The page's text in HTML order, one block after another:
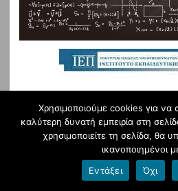
Χρησιμοποιούμε cookies για
καλύτερη δυνατή εμπειρία στη
χρησιμοποιείτε τη σελίδα, θα
ικανοποιημένοι
Εντάξει
Όχι